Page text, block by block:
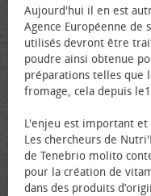
Aujourd'hui il en est
Agence Européenne de
utilisés devront être
poudre ainsi obtenue
préparations telles que
fromage, cela depuis
L'enjeu est important
Les chercheurs de
de Tenebrio molito
pour la création de
dans des produits